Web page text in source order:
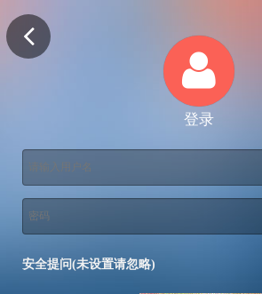
登录
安全提问(未设置请忽略)